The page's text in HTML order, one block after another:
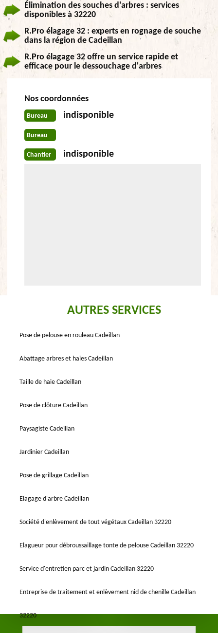
Élimination des souches d'arbres : services
disponibles à 32220
R.Pro élagage 32 : experts en rognage de souche
dans la région de Cadeillan
R.Pro élagage 32 offre un service rapide et
efficace pour le dessouchage d'arbres
Nos coordonnées
Bureau indisponible
Bureau
Chantier indisponible
AUTRES SERVICES
Pose de pelouse en rouleau Cadeillan
Abattage arbres et haies Cadeillan
Taille de haie Cadeillan
Pose de clôture Cadeillan
Paysagiste Cadeillan
Jardinier Cadeillan
Pose de grillage Cadeillan
Elagage d'arbre Cadeillan
Société d'enlèvement de tout végétaux Cadeillan 32220
Elagueur pour débroussaillage tonte de pelouse Cadeillan 32220
Service d'entretien parc et jardin Cadeillan 32220
Entreprise de traitement et enlèvement nid de chenille Cadeillan
32220